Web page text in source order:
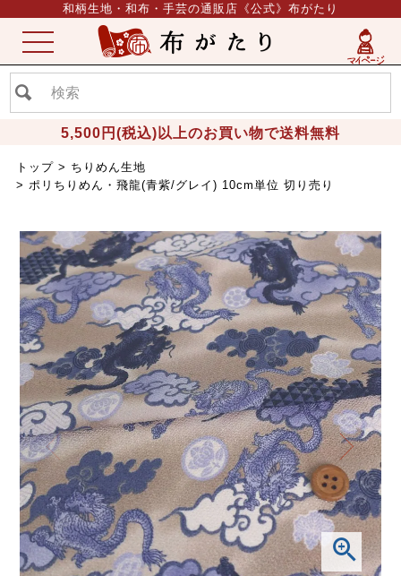
和柄生地・和布・手芸の通販店《公式》布がたり
5,500円(税込)以上のお買い物で送料無料
ME
NU
トップ
ちりめん生地
ポリちりめん・飛龍(青紫/グレイ) 10cm単位 切り売り